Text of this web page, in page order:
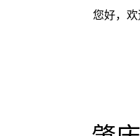
您好，欢